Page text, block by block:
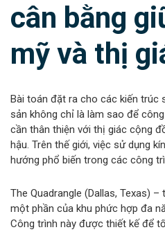
cân bằng
mỹ và thị
Bài toán đặt ra cho các kiến trúc
sản không chỉ là làm sao để
cần thân thiện với thị giác cộng
hậu. Trên thế giới, việc sử dụng
hướng phổ biến trong các công
The Quadrangle (Dallas, Texas)
một phần của khu phức hợp đa
Công trình này được thiết kế để